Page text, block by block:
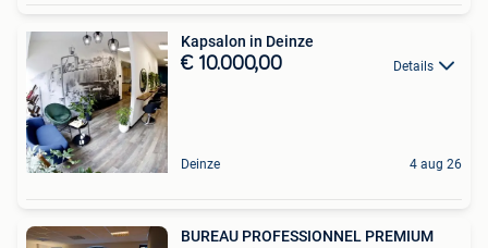
Kapsalon in Deinze
€ 10.000,00 Details
Deinze 4 aug 26
BUREAU PROFESSIONNEL PREMIUM